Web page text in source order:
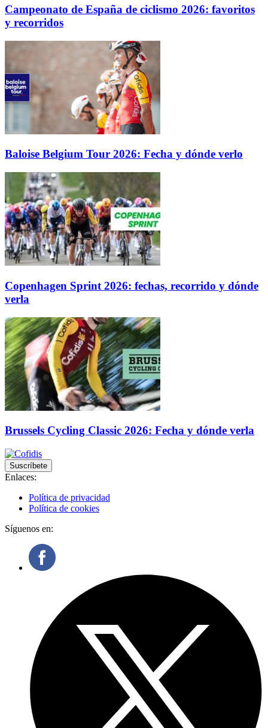
Campeonato de España de ciclismo 2026: favoritos
y recorridos
Baloise Belgium Tour 2026: Fecha y dónde verlo
Copenhagen Sprint 2026: fechas, recorrido y dónde
verla
Brussels Cycling Classic 2026: Fecha y dónde verla
Suscríbete
Enlaces:
Política de privacidad
Política de cookies
Síguenos en: